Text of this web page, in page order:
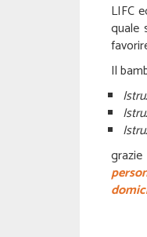
LIFC
quale
Il